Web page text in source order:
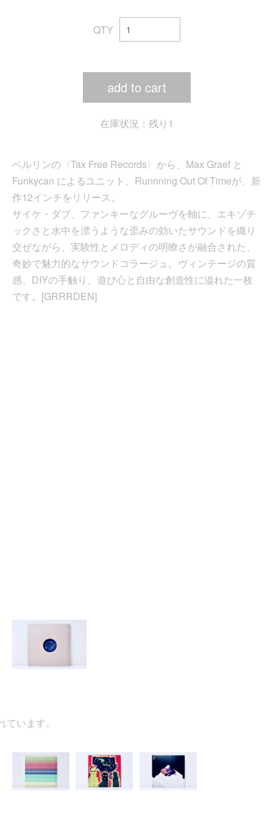
QTY
add to cart
在庫状況：残り1
ベルリンの〈Tax Free Records〉から、Max Graef と
Funkycan によるユニット、Runnning Out Of Timeが、新
作12インチをリリース。
サイケ・ダブ、ファンキーなグルーヴを軸に、エキゾチ
ックさと水中を漂うような歪みの効いたサウンドを織り
交ぜながら、実験性とメロディの明瞭さが融合された、
奇妙で魅力的なサウンドコラージュ。ヴィンテージの質
感、DIYの手触り、遊び心と自由な創造性に溢れた一枚
です。[GRRRDEN]
ます。